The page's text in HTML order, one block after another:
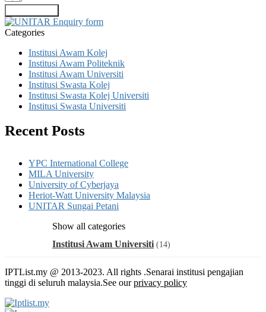
Categories
Institusi Awam Kolej
Institusi Awam Politeknik
Institusi Awam Universiti
Institusi Swasta Kolej
Institusi Swasta Kolej Universiti
Institusi Swasta Universiti
Recent Posts
YPC International College
MILA University
University of Cyberjaya
Heriot-Watt University Malaysia
UNITAR Sungai Petani
Show all categories
Institusi Awam Universiti (14)
IPTList.my @ 2013-2023. All rights .Senarai institusi pengajian
tinggi di seluruh malaysia.See ourprivacy policy